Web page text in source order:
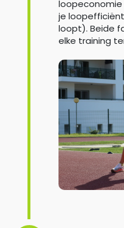
je
loopt). Beide
elke training